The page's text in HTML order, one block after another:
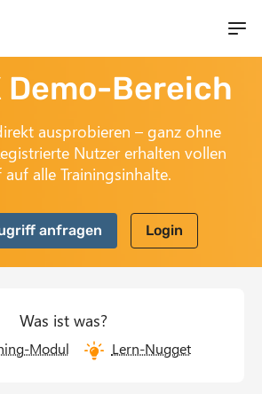
Demo-Bereich
ausprobieren – ganz ohne
Nutzer erhalten vollen
alle Trainingsinhalte.
anfragen Login
Was ist was?
Modul Lern-Nugget